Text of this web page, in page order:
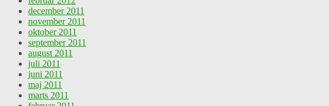
december 2011
november 2011
oktober 2011
september 2011
august 2011
juli 2011
juni 2011
maj 2011
marts 2011